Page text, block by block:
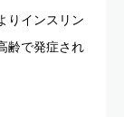
りインスリン
齢で発症され